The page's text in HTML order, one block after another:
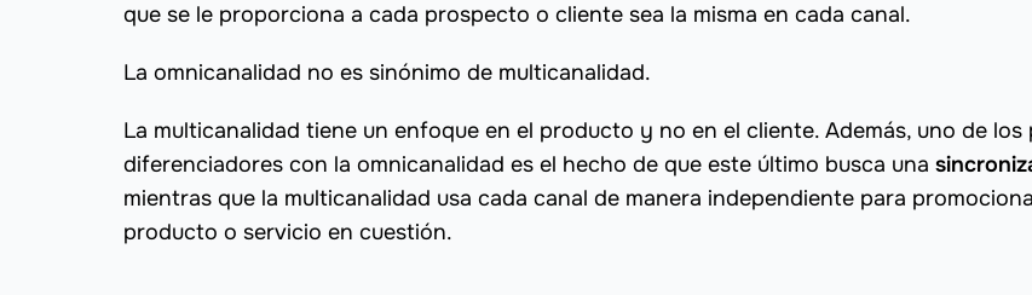
que se le proporciona a cada prospecto o cliente sea la misma en cada canal.
La omnicanalidad no es sinónimo de multicanalidad.
La multicanalidad tiene un enfoque en el producto y no en el cliente. Además, uno de los
diferenciadores con la omnicanalidad es el hecho de que este último busca una
mientras que la multicanalidad usa cada canal de manera independiente para
producto o servicio en cuestión.